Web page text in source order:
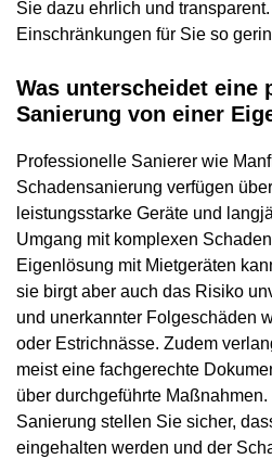
Sie dazu ehrlich und
Einschränkungen für Sie so
Was unterscheidet eine
Sanierung von einer
Professionelle Sanierer wie
Schadensanierung verfügen
leistungsstarke Geräte und
Umgang mit komplexen
Eigenlösung mit Mietgeräten
sie birgt aber auch das Risiko
und unerkannter Folgeschäden
oder Estrichnässe. Zudem
meist eine fachgerechte
über durchgeführte
Sanierung stellen Sie sicher,
eingehalten werden und der